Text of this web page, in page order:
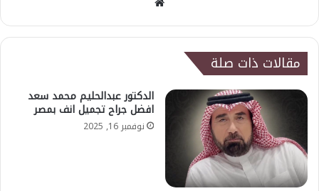
مقالات ذات صلة
الدكتور عبدالحليم محمد سعد
افضل جراح تجميل انف بمصر
نوفمبر 16, 2025